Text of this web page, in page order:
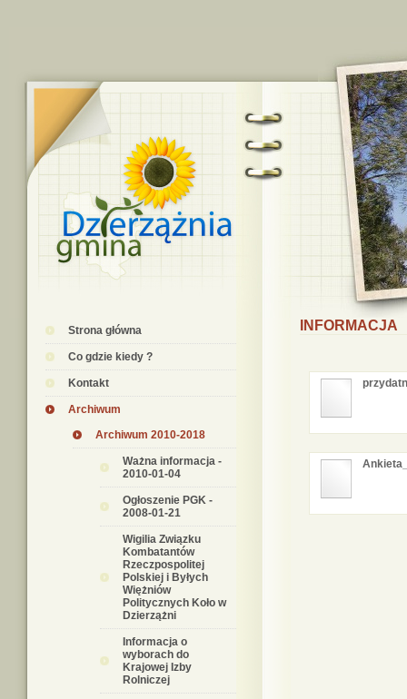
Strona główna
Co gdzie kiedy ?
Kontakt
Archiwum
Archiwum 2010-2018
Ważna informacja -
2010-01-04
Ogłoszenie PGK -
2008-01-21
Wigilia Związku
Kombatantów
Rzeczpospolitej
Polskiej i Byłych
Więżniów
Politycznych Koło w
Dzierzążni
Informacja o
wyborach do
Krajowej Izby
Rolniczej
INFORMACJA